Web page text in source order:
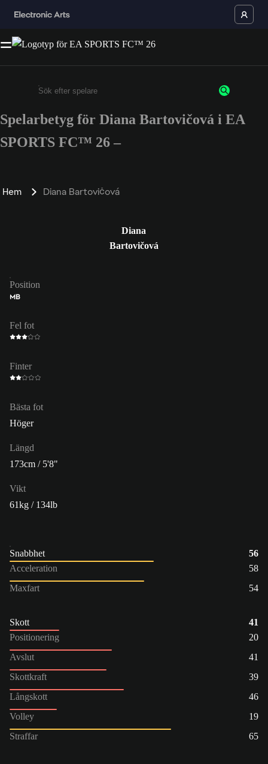
Ange minst 3 tecken eller siffror
Spelarbetyg för Diana Bartovičová i EA
SPORTS FC™ 26 –
Hem Diana Bartovičová
Diana
Bartovičová
Position
MB
Fel fot
Finter
Bästa fot
Höger
Längd
173cm / 5'8"
Vikt
61kg / 134lb
Snabbhet
56
Acceleration
58
Maxfart
54
Skott
41
Positionering
20
Avslut
41
Skottkraft
39
Långskott
46
Volley
19
Straffar
65